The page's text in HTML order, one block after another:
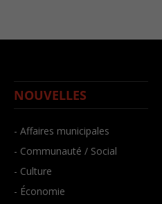
NOUVELLES
- Affaires municipales
- Communauté / Social
- Culture
- Économie